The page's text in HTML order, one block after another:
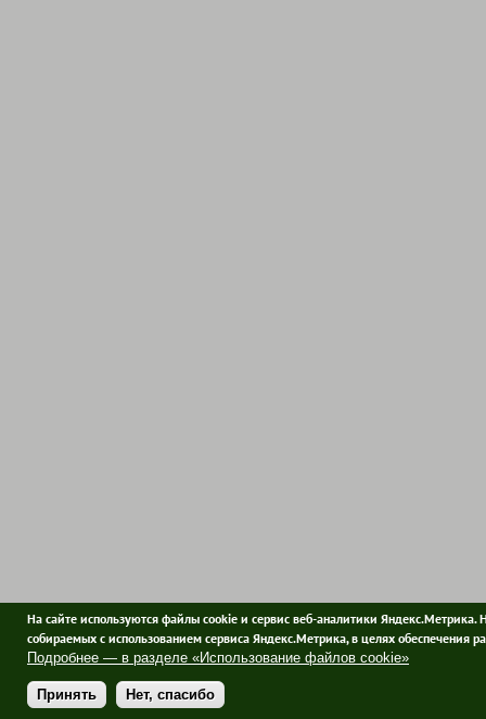
На сайте используются файлы cookie и сервис веб-аналитики
собираемых с использованием сервиса Яндекс.Метрика, в целях обеспечения
Подробнее — в разделе «Использование файлов cookie»
Принять Нет, спасибо